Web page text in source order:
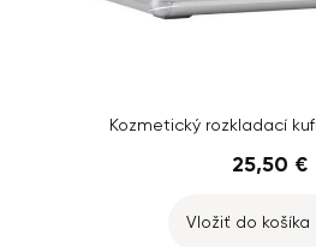
Kozmetický rozkladací
25,50 €
Vložiť do košíka